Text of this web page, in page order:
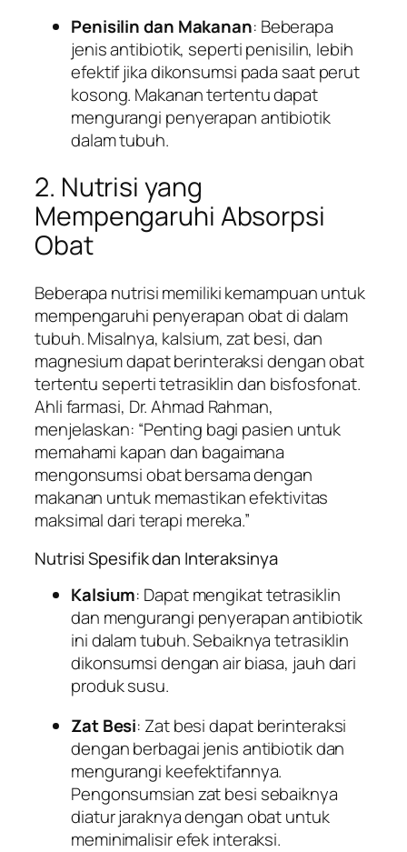
Penisilin dan Makanan: Beberapa
jenis antibiotik, seperti penisilin, lebih
efektif jika dikonsumsi pada saat perut
kosong. Makanan tertentu dapat
mengurangi penyerapan antibiotik
dalam tubuh.
2. Nutrisi yang
Mempengaruhi Absorpsi
Obat
Beberapa nutrisi memiliki kemampuan untuk
mempengaruhi penyerapan obat di dalam
tubuh. Misalnya, kalsium, zat besi, dan
magnesium dapat berinteraksi dengan obat
tertentu seperti tetrasiklin dan bisfosfonat.
Ahli farmasi, Dr. Ahmad Rahman,
menjelaskan: “Penting bagi pasien untuk
memahami kapan dan bagaimana
mengonsumsi obat bersama dengan
makanan untuk memastikan efektivitas
maksimal dari terapi mereka.”
Nutrisi Spesifik dan Interaksinya
Kalsium: Dapat mengikat tetrasiklin
dan mengurangi penyerapan antibiotik
ini dalam tubuh. Sebaiknya tetrasiklin
dikonsumsi dengan air biasa, jauh dari
produk susu.
Zat Besi: Zat besi dapat berinteraksi
dengan berbagai jenis antibiotik dan
mengurangi keefektifannya.
Pengonsumsian zat besi sebaiknya
diatur jaraknya dengan obat untuk
meminimalisir efek interaksi.